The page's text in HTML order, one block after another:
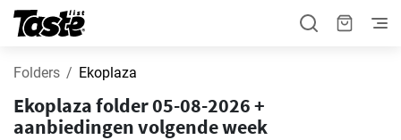
Folders Ekoplaza
Ekoplaza folder 05-08-2026 +
aanbiedingen volgende week